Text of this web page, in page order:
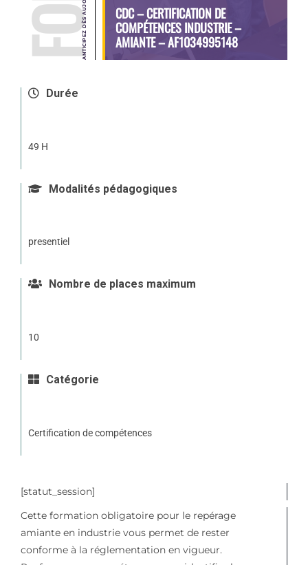
CDC – CERTIFICATION DE
COMPÉTENCES INDUSTRIE –
AMIANTE – AF1034995148
Durée
49 H
Modalités pédagogiques
presentiel
Nombre de places maximum
10
Catégorie
Certification de compétences
[statut_session]
Cette formation obligatoire pour le repérage
amiante en industrie vous permet de rester
conforme à la réglementation en vigueur.